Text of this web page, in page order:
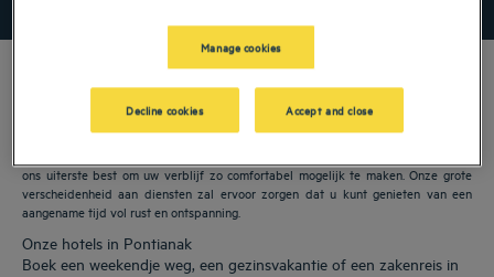
Onze Golden Tulip hotels verwelkomen u in Pontianak. Restaurants,
ons uiterste best om uw verblijf zo comfortabel mogelijk te maken. Onze grote
verscheidenheid aan diensten zal ervoor zorgen dat u kunt genieten van een
aangename tijd vol rust en ontspanning.
Onze hotels in Pontianak
Boek een weekendje weg, een gezinsvakantie of een zakenreis in
Manage cookies
Decline cookies Accept and close